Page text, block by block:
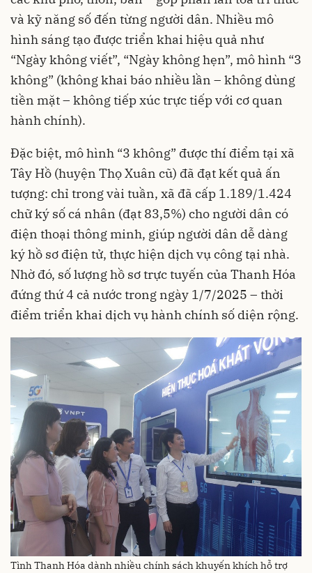
và kỹ năng số đến từng người dân. Nhiều mô
hình sáng tạo được triển khai hiệu quả như
“Ngày không viết”, “Ngày không hẹn”, mô hình “3
không” (không khai báo nhiều lần – không dùng
tiền mặt – không tiếp xúc trực tiếp với cơ quan
hành chính).
Đặc biệt, mô hình “3 không” được thí điểm tại xã
Tây Hồ (huyện Thọ Xuân cũ) đã đạt kết quả ấn
tượng: chỉ trong vài tuần, xã đã cấp 1.189/1.424
chữ ký số cá nhân (đạt 83,5%) cho người dân có
điện thoại thông minh, giúp người dân dễ dàng
ký hồ sơ điện tử, thực hiện dịch vụ công tại nhà.
Nhờ đó, số lượng hồ sơ trực tuyến của Thanh Hóa
đứng thứ 4 cả nước trong ngày 1/7/2025 – thời
điểm triển khai dịch vụ hành chính số diện rộng.
Tình Thanh Hóa dành nhiều chính sách khuyến khích hỗ trợ